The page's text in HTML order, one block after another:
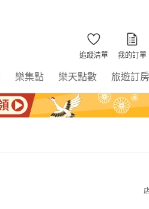
追蹤清單 我的訂單
樂集點 樂天點數 旅遊訂房